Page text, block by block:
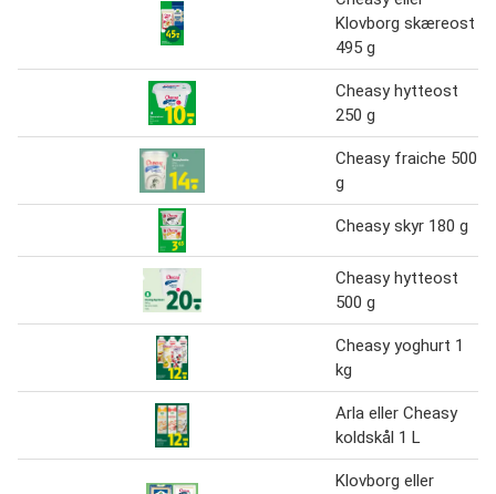
Klovborg skæreost
495 g
Cheasy hytteost
250 g
Cheasy fraiche 500
g
Cheasy skyr 180 g
Cheasy hytteost
500 g
Cheasy yoghurt 1
kg
Arla eller Cheasy
koldskål 1 L
Klovborg eller